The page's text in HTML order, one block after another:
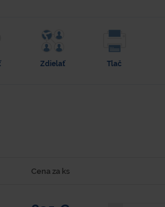
Zdielať Tlač
Cena za ks